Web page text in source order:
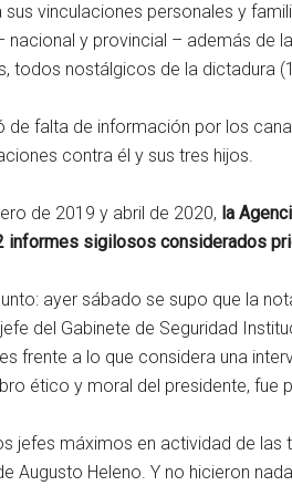
sus vinculaciones personales y
nacional y provincial – además de
todos nostálgicos de la dictadura
de falta de información por los
contra él y sus tres hijos.
de 2019 y abril de 2020, la
informes sigilosos considerados
ayer sábado se supo que la
del Gabinete de Seguridad
frente a lo que considera una
ético y moral del presidente, fue
jefes máximos en actividad de
Augusto Heleno. Y no hicieron